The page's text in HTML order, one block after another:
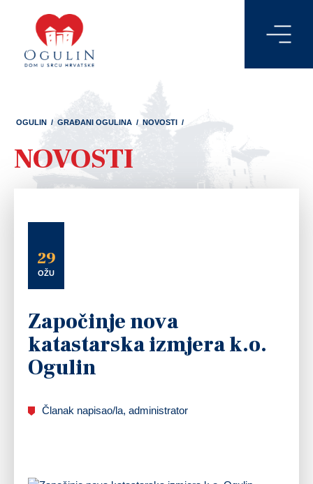
OGULIN / GRAĐANI OGULINA / NOVOSTI /
NOVOSTI
29
OŽU
Započinje nova
katastarska izmjera k.o.
Ogulin
Članak napisao/la, administrator